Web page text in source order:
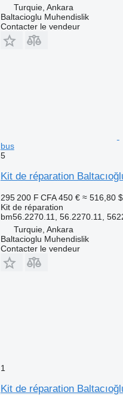
Turquie, Ankara
Baltacioglu Muhendislik
Contacter le vendeur
bus
5
Kit de réparation
295 200 F CFA 450 € ≈ 516,80
Kit de réparation
bm56.2270.11, 56.2270.11,
Turquie, Ankara
Baltacioglu Muhendislik
Contacter le vendeur
1
Kit de réparation